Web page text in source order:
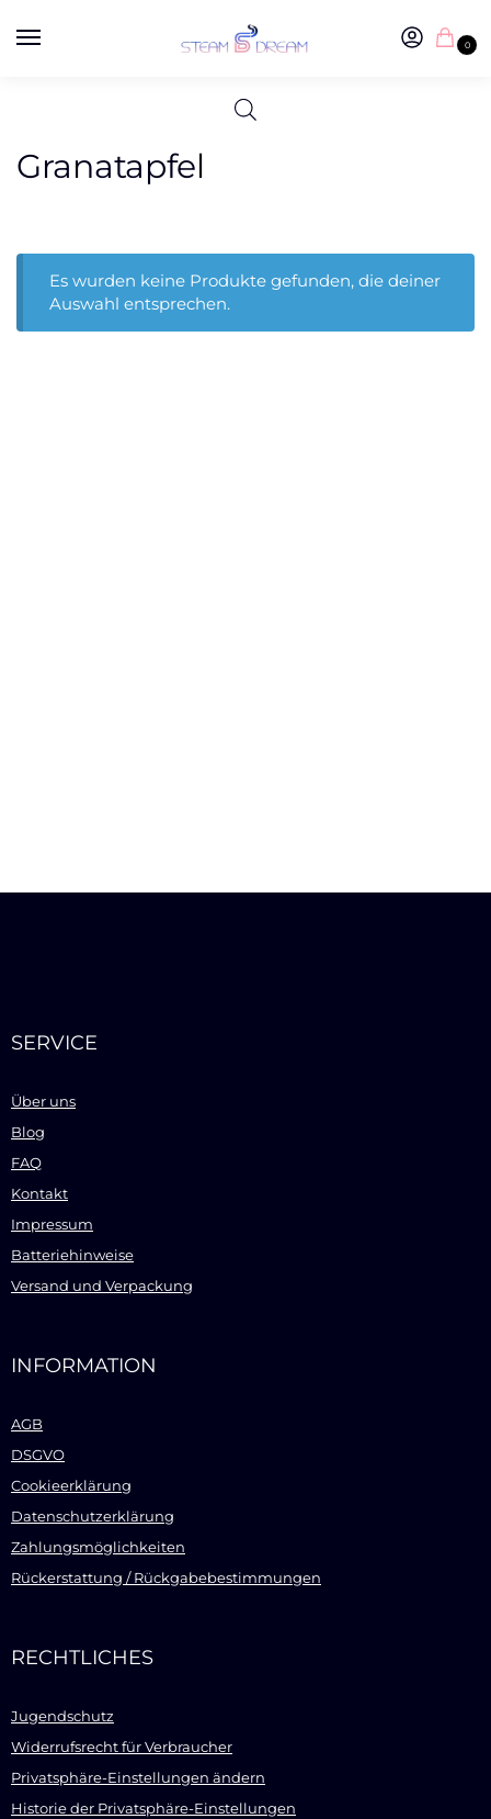
0
Granatapfel
Es wurden keine Produkte gefunden, die deiner
Auswahl entsprechen.
SERVICE
Über uns
Blog
FAQ
Kontakt
Impressum
Batteriehinweise
Versand und Verpackung
INFORMATION
AGB
DSGVO
Cookieerklärung
Datenschutzerklärung
Zahlungsmöglichkeiten
Rückerstattung / Rückgabebestimmungen
RECHTLICHES
Jugendschutz
Widerrufsrecht für Verbraucher
Privatsphäre-Einstellungen ändern
Historie der Privatsphäre-Einstellungen